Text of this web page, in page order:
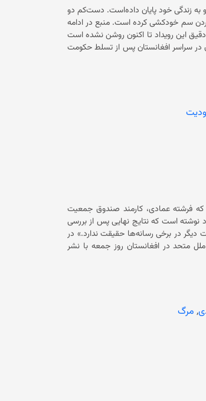
منابع محلی از ولایت سمنگان می‌گویند که یک زن در مرکز این ولایت، در خانه‌اش خودکشی کرده و به زندگی خود پایان داده‌است. دست‌کم دو
منبع گفته‌اند که این زن در مربوطات حوزه‌ی سوم امنیتی شهر «ایبک»، مرکز ولایت سمنگان با خوردن سم خودکشی کرده است. منبع در ادامه
محلی دولت در پیوند به این رویداد، شوهر این زن را بازداشت کردند. علت دقیق این رویداد تا اکنون روشن نشده است
خودکشی زنان و دختران در سراسر افغانستان پس از تسلط حکومت
خودکشی و خشونت‌های خانوادگی قرار
که فرشته عمادی، کارمند صندوق جمعیت
کاربری ایکس خود نوشته است که نتایج نهایی پس از بررسی
طب عدلی و سایر تحقیقات، در میان گذاشته خواهد شد. وی در ادامه تاکید کرده است: «شایعات دیگر در برخی رسانه‌ها حقیقت ندارد.» در
متحد در افغانستان روز جمعه با نشر
است.
, مرگ